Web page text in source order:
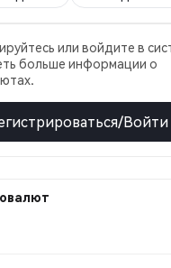
или войдите в
больше информации о
Войти